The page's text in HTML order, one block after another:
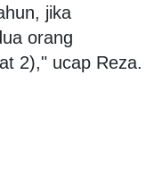
jika
orang
2)," ucap Reza.